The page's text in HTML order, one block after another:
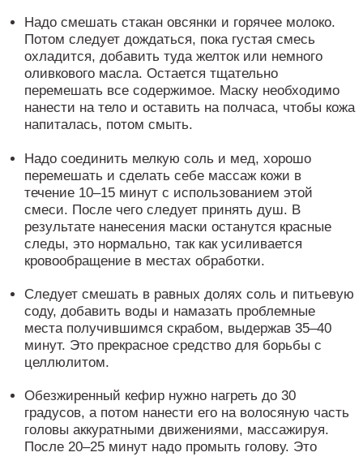
Надо смешать стакан овсянки и горячее молоко.
Потом следует дождаться, пока густая смесь
охладится, добавить туда желток или немного
оливкового масла. Остается тщательно
перемешать все содержимое. Маску необходимо
нанести на тело и оставить на полчаса, чтобы кожа
напиталась, потом смыть.
Надо соединить мелкую соль и мед, хорошо
перемешать и сделать себе массаж кожи в
течение 10–15 минут с использованием этой
смеси. После чего следует принять душ. В
результате нанесения маски останутся красные
следы, это нормально, так как усиливается
кровообращение в местах обработки.
Следует смешать в равных долях соль и питьевую
соду, добавить воды и намазать проблемные
места получившимся скрабом, выдержав 35–40
минут. Это прекрасное средство для борьбы с
целлюлитом.
Обезжиренный кефир нужно нагреть до 30
градусов, а потом нанести его на волосяную часть
головы аккуратными движениями, массажируя.
После 20–25 минут надо промыть голову. Это